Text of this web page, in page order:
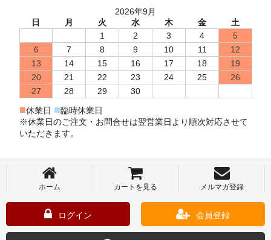
2026年9月
日
月 火 水 木 金
土
1
2 3 4
5
6
7 8 9 10 11
12
13
14 15 16 17 18
19
20
21 22 23 24 25
26
27
28 29 30
■休業日 ■臨時休業日
※休業日のご注文・お問合せは翌営業日より順次対応させて
いただきます。
ホーム カートを見る メルマガ登録
ログイン 会員登録